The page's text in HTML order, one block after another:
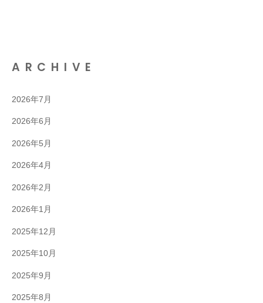
ARCHIVE
2026年7月
2026年6月
2026年5月
2026年4月
2026年2月
2026年1月
2025年12月
2025年10月
2025年9月
2025年8月